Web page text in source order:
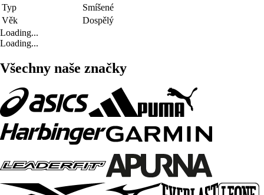
Typ
Smíšené
Věk
Dospělý
Loading...
Loading...
Všechny naše značky